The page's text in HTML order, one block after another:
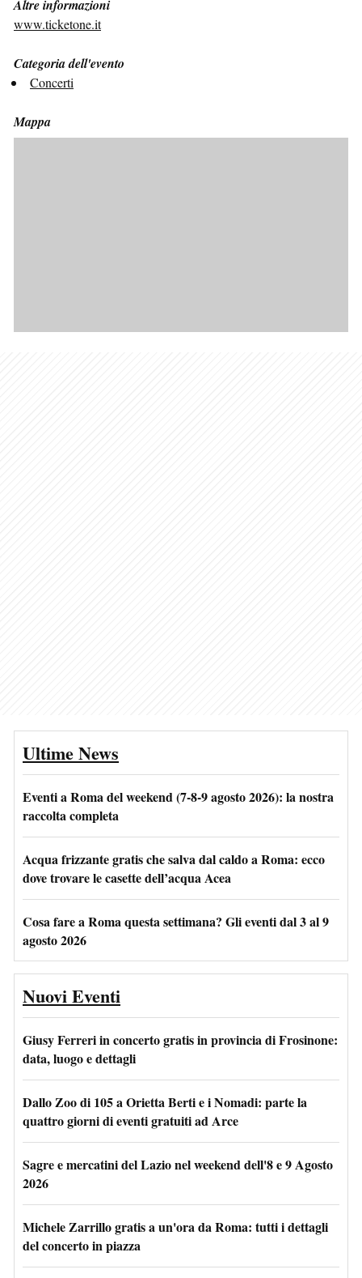
Altre informazioni
www.ticketone.it
Categoria dell'evento
Concerti
Mappa
Ultime News
Eventi a Roma del weekend (7-8-9 agosto 2026): la nostra
raccolta completa
Acqua frizzante gratis che salva dal caldo a Roma: ecco
dove trovare le casette dell’acqua Acea
Cosa fare a Roma questa settimana? Gli eventi dal 3 al 9
agosto 2026
Nuovi Eventi
Giusy Ferreri in concerto gratis in provincia di Frosinone:
data, luogo e dettagli
Dallo Zoo di 105 a Orietta Berti e i Nomadi: parte la
quattro giorni di eventi gratuiti ad Arce
Sagre e mercatini del Lazio nel weekend dell'8 e 9 Agosto
2026
Michele Zarrillo gratis a un'ora da Roma: tutti i dettagli
del concerto in piazza